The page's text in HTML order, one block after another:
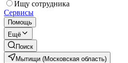
Ищу сотрудника
Сервисы
Помощь
Ещё
Поиск
Мытищи (Московская область)